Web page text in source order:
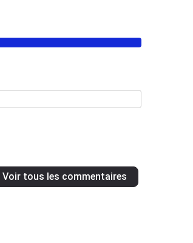
Voir tous les commentaires